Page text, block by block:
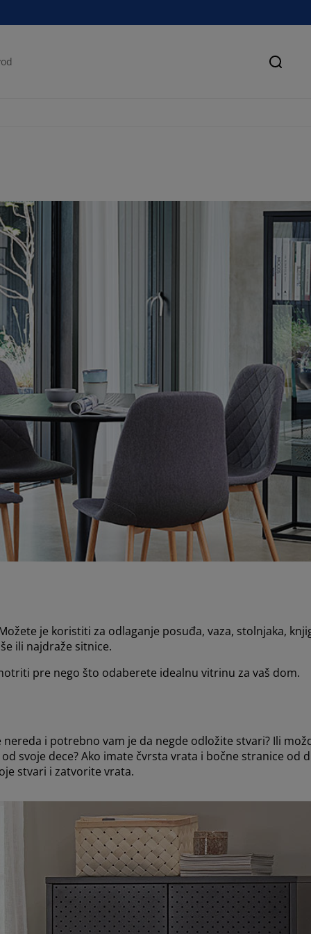
je koristiti za odlaganje posuđa, vaza, stolnjaka,
ili najdraže sitnice.
pre nego što odaberete idealnu vitrinu za vaš dom.
i potrebno vam je da negde odložite stvari? Ili
svoje dece? Ako imate čvrsta vrata i bočne stranice od
stvari i zatvorite vrata.